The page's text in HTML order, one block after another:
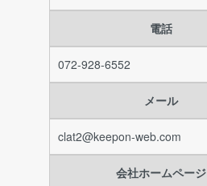
電話
072-928-6552
メール
clat2@keepon-web.com
会社ホームページ